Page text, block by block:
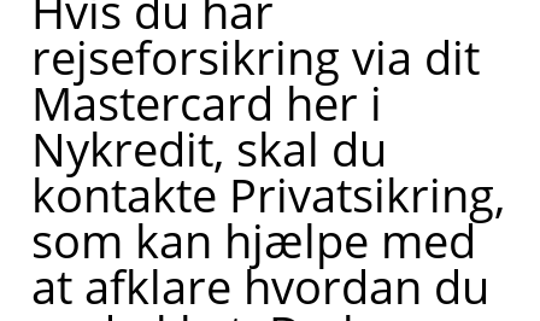
rejseforsikring via dit
Mastercard her i
Nykredit, skal du
kontakte Privatsikring,
som kan hjælpe med
at afklare hvordan du